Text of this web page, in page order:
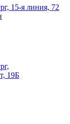
15-я линия, 72
19Б